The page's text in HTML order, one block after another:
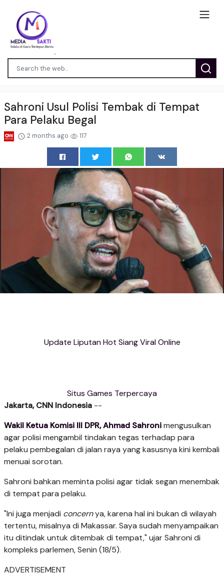
Sahroni Usul Polisi Tembak di Tempat
Para Pelaku Begal
2 months ago 117
Update Liputan Hot Siang Viral Online
Situs Games Terpercaya
Jakarta, CNN Indonesia --
Wakil Ketua Komisi III DPR, Ahmad Sahronimengusulkan
agar polisi mengambil tindakan tegas terhadap para
pelaku pembegalan di jalan raya yang kasusnya kini kembali
menuai sorotan.
Sahroni bahkan meminta polisi agar tidak segan menembak
di tempat para pelaku.
"Ini juga menjadi concernya, karena hal ini bukan di wilayah
tertentu, misalnya di Makassar. Saya sudah menyampaikan
itu ditindak untuk ditembak di tempat," ujar Sahroni di
kompleks parlemen, Senin (18/5).
ADVERTISEMENT